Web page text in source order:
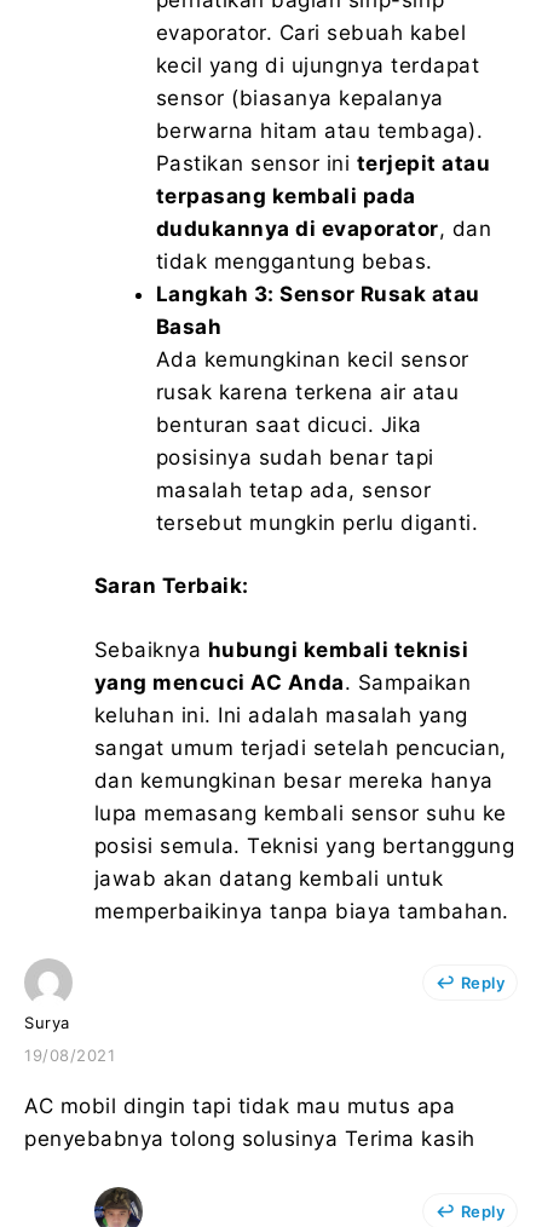
evaporator. Cari sebuah kabel
kecil yang di ujungnya terdapat
sensor (biasanya kepalanya
berwarna hitam atau tembaga).
Pastikan sensor ini terjepit atau
terpasang kembali pada
dudukannya di evaporator, dan
tidak menggantung bebas.
Langkah 3: Sensor Rusak atau
Basah
Ada kemungkinan kecil sensor
rusak karena terkena air atau
benturan saat dicuci. Jika
posisinya sudah benar tapi
masalah tetap ada, sensor
tersebut mungkin perlu diganti.
Saran Terbaik:
Sebaiknya hubungi kembali teknisi
yang mencuci AC Anda. Sampaikan
keluhan ini. Ini adalah masalah yang
sangat umum terjadi setelah pencucian,
dan kemungkinan besar mereka hanya
lupa memasang kembali sensor suhu ke
posisi semula. Teknisi yang bertanggung
jawab akan datang kembali untuk
memperbaikinya tanpa biaya tambahan.
Surya
19/08/2021
AC mobil dingin tapi tidak mau mutus apa
penyebabnya tolong solusinya Terima kasih
Reply
Reply